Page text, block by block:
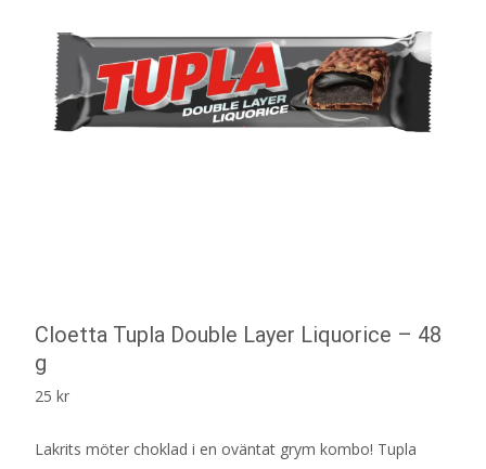
Cloetta Tupla Double Layer Liquorice – 48
g
25 kr
Lakrits möter choklad i en oväntat grym kombo! Tupla